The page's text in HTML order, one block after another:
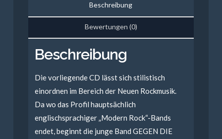
Beschreibung
Bewertungen (0)
Beschreibung
Die vorliegende CD lässt sich stilistisch
einordnen im Bereich der Neuen Rockmusik.
Da wo das Profil hauptsächlich
englischsprachiger „Modern Rock“-Bands
endet, beginnt die junge Band GEGEN DIE